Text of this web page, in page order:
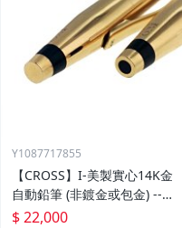
Y1087717855
【CROSS】I-美製實心14K金
自動鉛筆 (非鍍金或包金) --您
的身分地位配用這絕稀珍品
$ 22,000